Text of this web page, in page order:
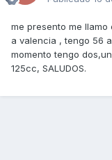
me presento me
a valencia , tengo 56
momento tengo
125cc, SALUDOS.